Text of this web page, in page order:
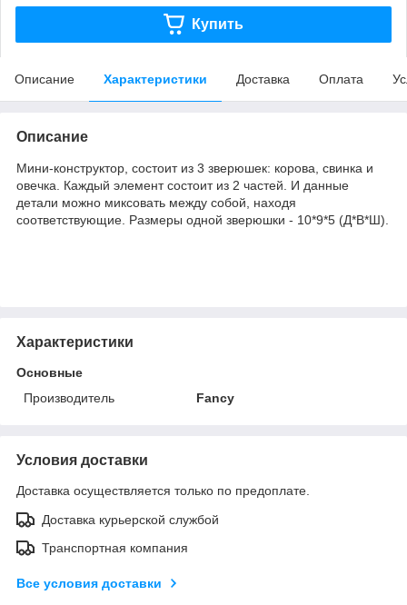
Купить
Описание Характеристики Доставка Оплата
Описание
Мини-конструктор, состоит из 3 зверюшек: корова, свинка и
овечка. Каждый элемент состоит из 2 частей. И данные
детали можно миксовать между собой, находя
соответствующие. Размеры одной зверюшки - 10*9*5 (Д*В*Ш).
Характеристики
Основные
Производитель
Fancy
Условия доставки
Доставка осуществляется только по предоплате.
Доставка курьерской службой
Транспортная компания
Все условия доставки